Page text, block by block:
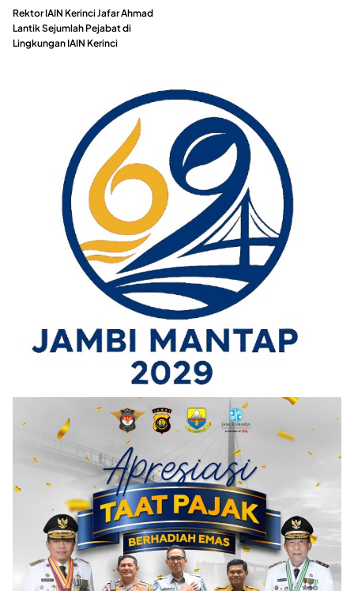
Rektor IAIN Kerinci Jafar Ahmad
Lantik Sejumlah Pejabat di
Lingkungan IAIN Kerinci